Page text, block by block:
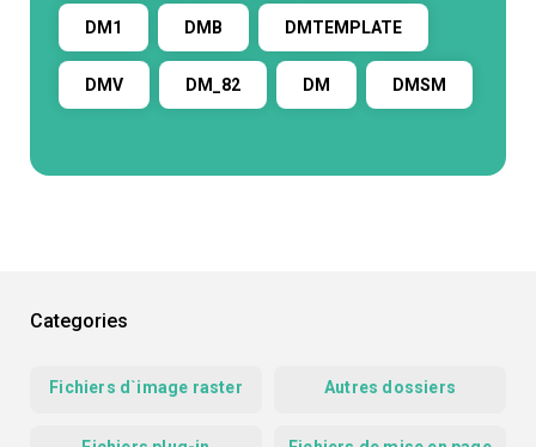
DM1 DMB DMTEMPLATE
DMV DM_82 DM DMSM
Categories
Fichiers d`image raster Autres dossiers